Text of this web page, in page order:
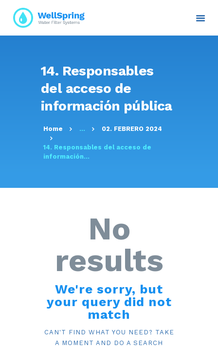
14. Responsables
del acceso de
información pública
Home ... 02. FEBRERO 2024
14. Responsables del acceso de
información...
INICIO
NOSOTROS
PLANES Y PROYECTOS
SERVICIOS
TRANSPARENCIA
RESOLUCIONES
No
results
We're sorry, but
your query did not
match
CAN'T FIND WHAT YOU NEED? TAKE
A MOMENT AND DO A SEARCH